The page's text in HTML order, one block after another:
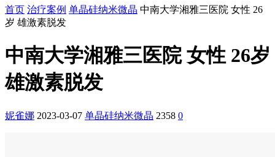
首页 治疗案例 单晶硅纳米微晶 中南大学湘雅三医院 女性 26
岁 雄激素脱发
中南大学湘雅三医院 女性 26岁
雄激素脱发
妮雀娜 2023-03-07 单晶硅纳米微晶 2358 0